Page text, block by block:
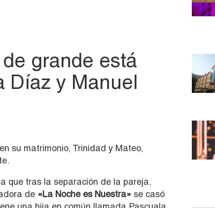
grande está
Díaz y Manuel
su matrimonio, Trinidad y Mateo,
que tras la separación de la pareja,
de «La Noche es Nuestra» se casó